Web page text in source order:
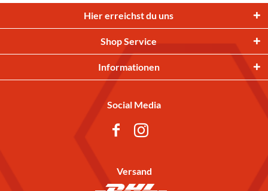
Hier erreichst du uns
Shop Service
Informationen
Social Media
Versand